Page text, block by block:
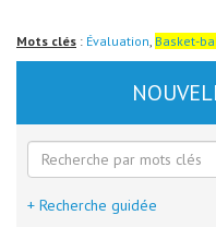
Mots clés : Évaluation, Basket-
+ Recherche guidée